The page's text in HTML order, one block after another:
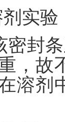
实验
密封
，故
溶剂